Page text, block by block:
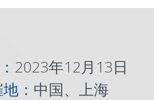
2023年12月13日
： 中国、上海